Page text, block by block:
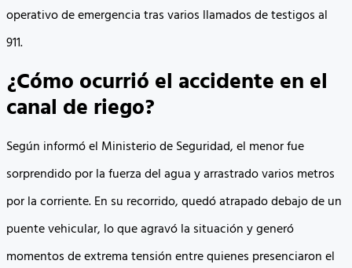
operativo de emergencia tras varios llamados de testigos al
911.
¿Cómo ocurrió el accidente en el
canal de riego?
Según informó el Ministerio de Seguridad, el menor fue
sorprendido por la fuerza del agua y arrastrado varios metros
por la corriente. En su recorrido, quedó atrapado debajo de un
puente vehicular, lo que agravó la situación y generó
momentos de extrema tensión entre quienes presenciaron el